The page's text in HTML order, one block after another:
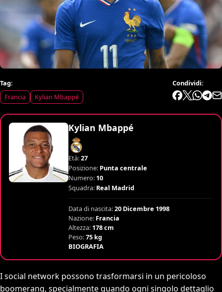
Tag:
Francia
Kylian Mbappé
Condividi:
Kylian Mbappé
Età:27
Posizione: Punta centrale
Numero: 10
Squadra: Real Madrid
Data di nascita:20 Dicembre 1998
Nazione: Francia
Altezza: 178 cm
Peso:75 kg
BIOGRAFIA
I social network possono trasformarsi in un pericoloso
boomerang, specialmente quando ogni singolo dettaglio